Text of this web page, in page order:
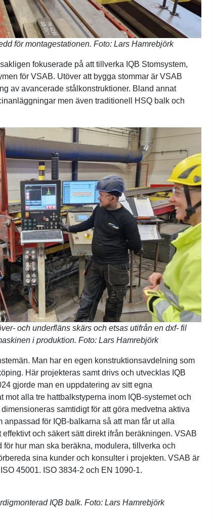
för montagestationen. Foto: Lars Hamrebjörk
fokuserade på att tillverka IQB Stomsystem,
för VSAB. Utöver att bygga stommar är VSAB
av avancerade stålkonstruktioner. Bland annat
men även traditionell HSQ balk och
och underfläns skärs och etsas utifrån en dxf- fil
i produktion. Foto: Lars Hamrebjörk
Man har en egen konstruktionsavdelning som
Här projekteras samt drivs och utvecklas IQB
gjorde man en uppdatering av sitt egna
mot alla tre hattbalkstyperna inom IQB-systemet och
samtidigt för att göra medvetna aktiva
för IQB-balkarna så att man får ut alla
och säkert sätt direkt ifrån beräkningen. VSAB
hur man ska beräkna, modulera, tillverka och
sina kunder och konsulter i projekten. VSAB är
45001. ISO 3834-2 och EN 1090-1.
IQB balk. Foto: Lars Hamrebjörk